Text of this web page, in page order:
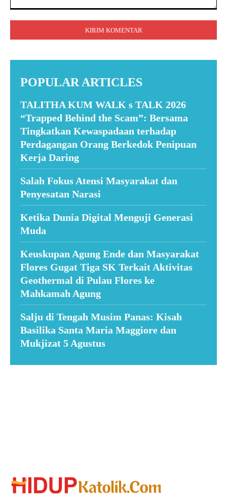
POPULAR ARTICLES
TALITHA KUM WALK s TALK 2026
“Trapped Behind the Scam”: Bersama
Tingkatkan Kewaspadaan terhadap
Perdagangan Orang Berkedok Penipuan
Kerja Daring
Salah Fokus Atensi Masyarakat dan
Penyesatan Narasi
Ketika Dunia Digital Menguji Generasi
Muda
Keuskupan Agung Ende dan Masyarakat
Flores Gugat Tiga SK Terkait Aktivitas
Geothermal di Pulau Flores ke
Mahkamah Agung
Salju di Tengah Musim Panas: Kisah
Basilika Santa Maria Maggiore dan
Mukjizat 5 Agustus